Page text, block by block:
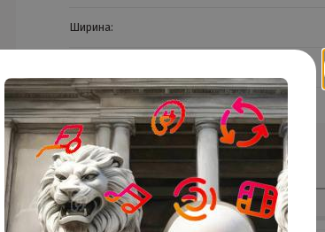
Ширина:
Смотрите также